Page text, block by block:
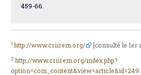
459-66.
1 http://www.criirem.org/ [consulté le 1er
2 http://www.criirem.org/index.php?